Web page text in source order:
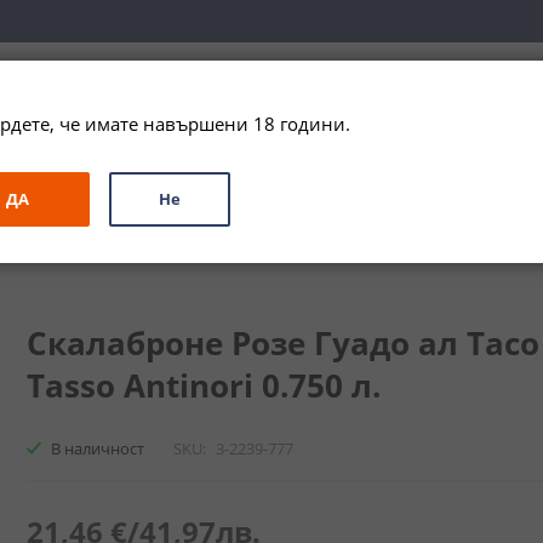
ЗА ПОДАРЪК ПРОМО СПЕЦИАЛНИ ПРЕДЛОЖЕНИЯ
ал Тасо / Scalabrone Rose Guado al Tasso Antinori
Скалаброне Розе Гуадо ал
Tasso Antinori 0.750 л.
В наличност SKU 3-2239-777
21,46 €/41,97лв.
че имате навършени 18 години.
ДА Не